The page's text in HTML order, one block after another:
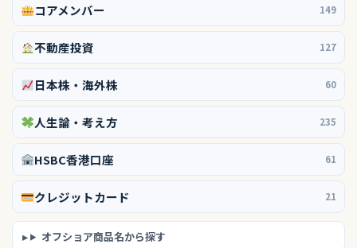
コアメンバー 149
不動産投資 127
日本株・海外株 60
人生論・考え方 235
HSBC香港口座 61
クレジットカード 21
オフショア商品名から探す